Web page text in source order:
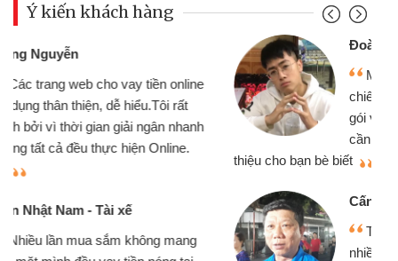
Ý kiến khách hàng
Mình cần tiền gấp nên định cầm cố
chiếc xe wave nhưng thật may đã có
gói vay tiền bằng CMND online không
cần gặp mặt nên rất tiện lợi, sẽ giới
thiệu cho bạn bè biết
Cấn Văn Lực - Tạp hóa
Tôi kinh doanh buôn bán nhỏ lẻ
nhiều lúc cần vốn nhập hàng, nhờ biết